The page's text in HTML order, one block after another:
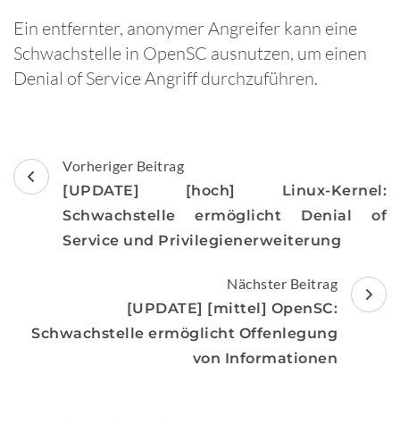
Ein entfernter, anonymer Angreifer kann eine
Schwachstelle in OpenSC ausnutzen, um einen
Denial of Service Angriff durchzuführen.
Beitragsnavigation
Vorheriger Beitrag
[UPDATE] [hoch] Linux-Kernel:
Schwachstelle ermöglicht Denial of
Service und Privilegienerweiterung
Nächster Beitrag
[UPDATE] [mittel] OpenSC:
Schwachstelle ermöglicht Offenlegung
von Informationen